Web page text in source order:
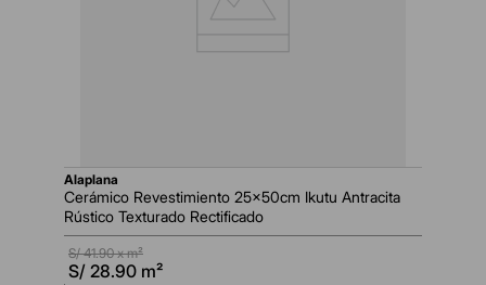
alaplana
Cerámico Revestimiento 25x50cm Ikutu Antracita
Rústico Texturado Rectificado
S/41.90x m²
S/ 28.90 m²